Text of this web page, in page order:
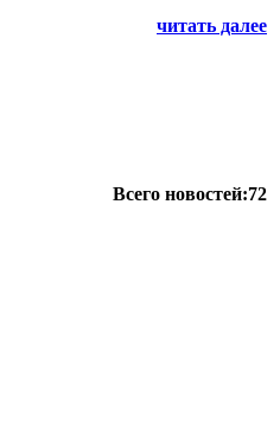
читать далее
Всего новостей:72